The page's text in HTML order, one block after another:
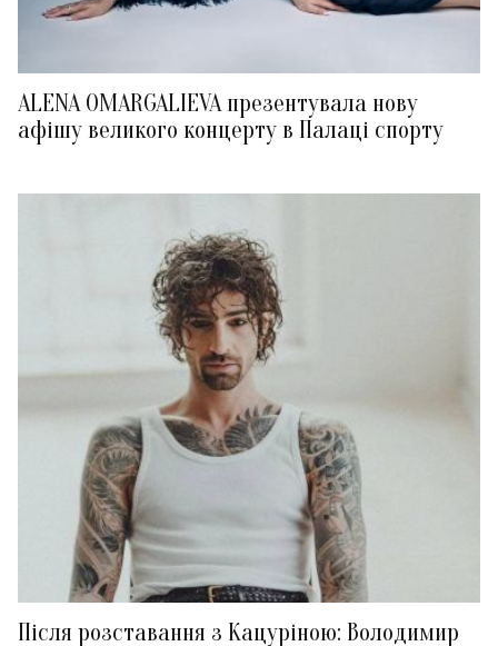
ALENA OMARGALIEVA презентувала нову
афішу великого концерту в Палаці спорту
Після розставання з Кацуріною: Володимир